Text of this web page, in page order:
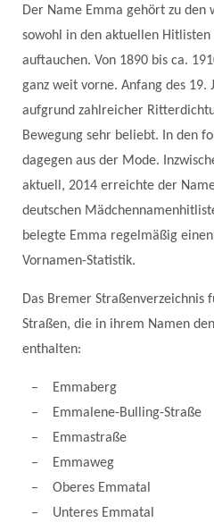
Der Name Emma gehört zu den
sowohl in den aktuellen Hitlisten
auftauchen. Von 1890 bis ca.
ganz weit vorne. Anfang des
aufgrund zahlreicher
Bewegung sehr beliebt. In den
dagegen aus der Mode.
aktuell, 2014 erreichte der
deutschen
belegte Emma regelmäßig
Vornamen-Statistik.
Das Bremer Straßenverzeichnis
Straßen, die in ihrem Namen
enthalten:
Emmaberg
Emmalene-Bulling-Straße
Emmastraße
Emmaweg
Oberes Emmatal
Unteres Emmatal